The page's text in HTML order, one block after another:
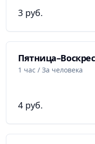
Дополнительно
возможность
позволяет за
несколько дней в
3 руб.
1 час / За человека
4 руб.